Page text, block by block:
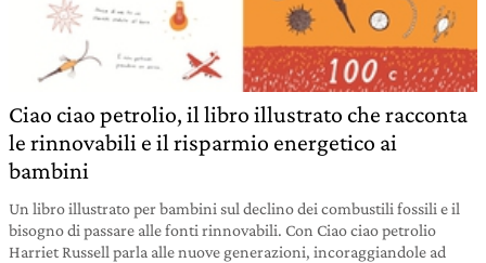
Ciao ciao petrolio, il libro illustrato che racconta
le rinnovabili e il risparmio energetico ai
bambini
Un libro illustrato per bambini sul declino dei combustili fossili e il
bisogno di passare alle fonti rinnovabili. Con Ciao ciao petrolio
Harriet Russell parla alle nuove generazioni, incoraggiandole ad